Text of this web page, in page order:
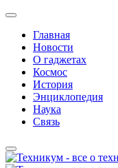
Главная
Новости
О гаджетах
Космос
История
Энциклопедия
Наука
Связь